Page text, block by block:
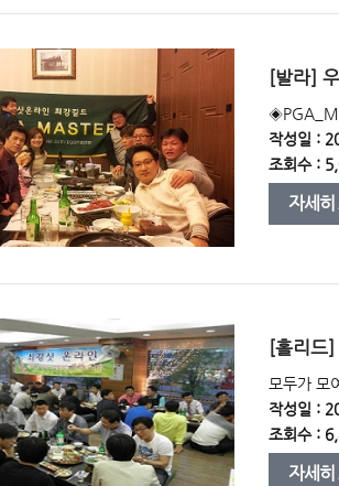
[발라]
작성일 :
조회수 :
자세히
[홀리드
모두가 모
작성일 :
조회수 :
자세히